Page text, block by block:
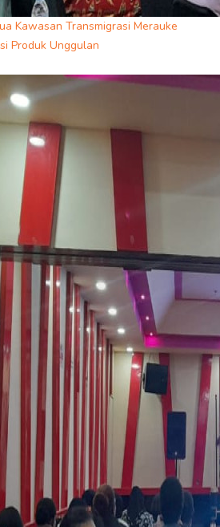
Kawasan Transmigrasi Merauke
Produk Unggulan